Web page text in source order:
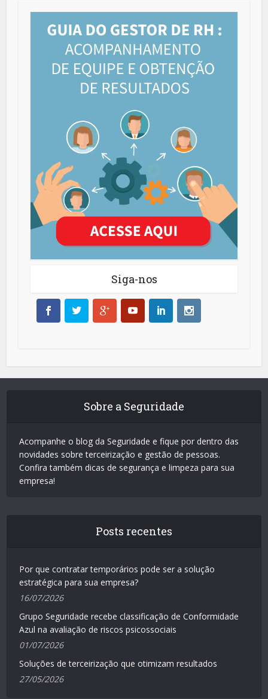
Siga-nos
Sobre a Seguridade
Acompanhe o blog da Seguridade e fique por dentro das
novidades sobre terceirização e gestão de pessoas.
Confira também dicas de segurança e limpeza para sua
empresa!
Posts recentes
Por que contratar temporários pode ser a solução
estratégica para sua empresa?
16/07/2026
Grupo Seguridade recebe classificação de Conformidade
Azul na avaliação de riscos psicossociais
01/07/2026
Soluções de terceirização que otimizam resultados
27/05/2026